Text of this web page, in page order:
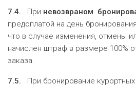
7.4. При невозвраном
предоплатой на день
что в случае изменения, отмены
начислен штраф в размере 100%
заказа.
7.5.
При бронирование